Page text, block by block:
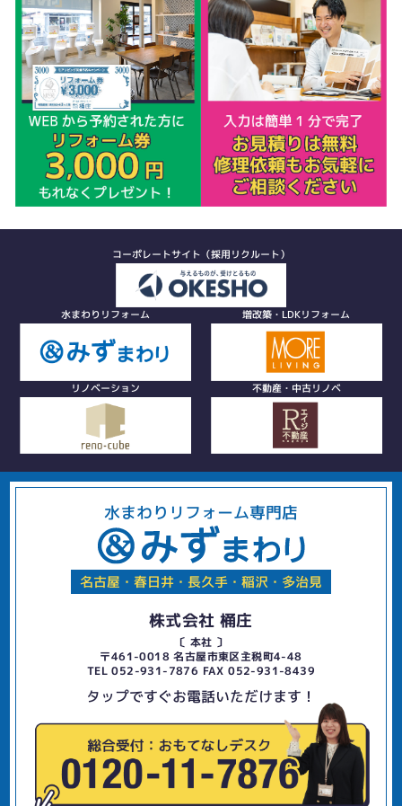
コーポレートサイト（採用リクルート）
水まわりリフォーム 増改築・LDKリフォーム
リノベーション 不動産・中古リノベ
水まわりリフォーム専門店
名古屋・春日井・長久手・稲沢・多治見
株式会社 桶庄
〔 本社 〕
〒461-0018 名古屋市東区主税町4-48
TEL 052-931-7876 FAX 052-931-8439
タップですぐお電話いただけます！